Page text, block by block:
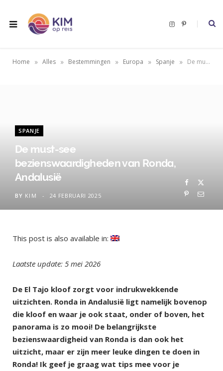
I
P
e
Home » Alles » Bestemmingen » Europa » Spanje » De must-see bezienswaardigheden van Ronda, Andalusië
SPANJE
De must-see
bezienswaardigheden van Ronda,
Andalusië
BY KIM 24 FEBRUARI 2025
This post is also available in:
Laatste update: 5 mei 2026
De El Tajo kloof zorgt voor indrukwekkende
uitzichten. Ronda in Andalusië ligt namelijk bovenop
die kloof en waar je ook staat, onder of boven, het
panorama is zo mooi! De belangrijkste
bezienswaardigheid van Ronda is dan ook het
uitzicht, maar er zijn meer leuke dingen te doen in
Ronda! Ik geef je graag wat tips mee voor je